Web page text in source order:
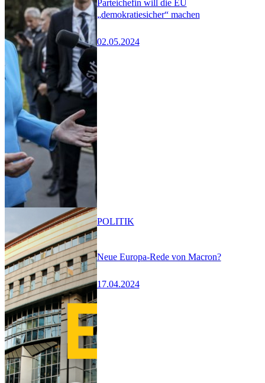
Parteichefin will die EU
„demokratiesicher“ machen
02.05.2024
Neue Europa-Rede von Macron?
17.04.2024
POLITIK